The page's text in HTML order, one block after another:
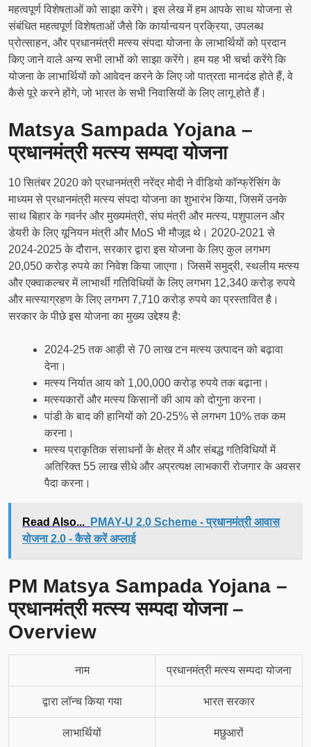
महत्वपूर्ण विशेषताओं को साझा करेंगे। इस लेख में हम आपके साथ योजना से
संबंधित महत्वपूर्ण विशेषताओं जैसे कि कार्यान्वयन प्रक्रिया, उपलब्ध
प्रोत्साहन, और प्रधानमंत्री मत्स्य संपदा योजना के लाभार्थियों को प्रदान
किए जाने वाले अन्य सभी लाभों को साझा करेंगे। हम यह भी चर्चा करेंगे कि
योजना के लाभार्थियों को आवेदन करने के लिए जो पात्रता मानदंड होते हैं, वे
कैसे पूरे करने होंगे, जो भारत के सभी निवासियों के लिए लागू होते हैं।
Matsya Sampada Yojana –
प्रधानमंत्री मत्स्य सम्पदा योजना
10 सितंबर 2020 को प्रधानमंत्री नरेंद्र मोदी ने वीडियो कॉन्फ्रेंसिंग के
माध्यम से प्रधानमंत्री मत्स्य संपदा योजना का शुभारंभ किया, जिसमें उनके
साथ बिहार के गवर्नर और मुख्यमंत्री, संघ मंत्री और मत्स्य, पशुपालन और
डेयरी के लिए यूनियन मंत्री और MoS भी मौजूद थे। 2020-2021 से
2024-2025 के दौरान, सरकार द्वारा इस योजना के लिए कुल लगभग
20,050 करोड़ रुपये का निवेश किया जाएगा। जिसमें समुद्री, स्थलीय मत्स्य
और एक्वाकल्चर में लाभार्थी गतिविधियों के लिए लगभग 12,340 करोड़ रुपये
और मत्स्याग्रहण के लिए लगभग 7,710 करोड़ रुपये का प्रस्तावित है।
सरकार के पीछे इस योजना का मुख्य उद्देश्य है:
2024-25 तक आड़ी से 70 लाख टन मत्स्य उत्पादन को बढ़ावा
देना।
मत्स्य निर्यात आय को 1,00,000 करोड़ रुपये तक बढ़ाना।
मत्स्यकारों और मत्स्य किसानों की आय को दोगुना करना।
पांडी के बाद की हानियों को 20-25% से लगभग 10% तक कम
करना।
मत्स्य प्राकृतिक संसाधनों के क्षेत्र में और संबद्ध गतिविधियों में
अतिरिक्त 55 लाख सीधे और अप्रत्यक्ष लाभकारी रोजगार के अवसर
पैदा करना।
Read Also...
PMAY-U 2.0 Scheme - प्रधानमंत्री आवास
योजना 2.0 - कैसे करें अप्लाई
PM Matsya Sampada Yojana –
प्रधानमंत्री मत्स्य सम्पदा योजना –
Overview
नाम प्रधानमंत्री मत्स्य सम्पदा योजना
द्वारा लॉन्च किया गया भारत सरकार
लाभार्थियों मछुआरों